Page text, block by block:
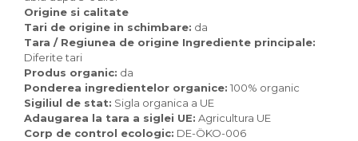
Paste bio fara gluten
Paste bio integrale
Paste bio pentru copii
Paste fainoase bio
Pateu, sosuri si conserve
Conserve de peste bio
Crenvursti si pateu din carne bio
Origine si calitate
Tari de origine in schimbare: da
Tara / Regiunea de origine Ingrediente principale:
Diferite tari
Produs organic: da
Ponderea ingredientelor organice: 100% organic
Sigiliul de stat: Sigla organica a UE
Adaugarea la tara a siglei UE: Agricultura UE
Corp de control ecologic: DE-ÖKO-006